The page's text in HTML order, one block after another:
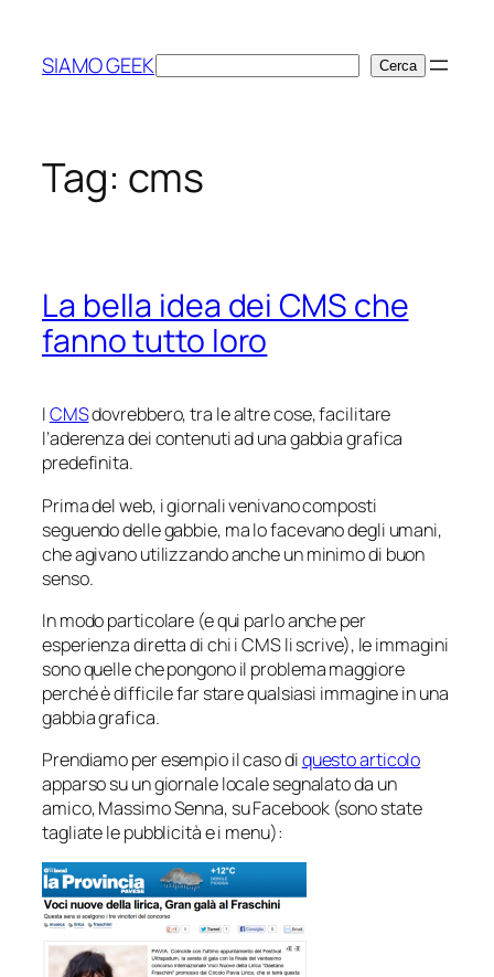
contenuto
SIAMO GEEKCerca Cerca
Tag: cms
La bella idea dei CMS che
fanno tutto loro
ICMSdovrebbero, tra le altre cose, facilitare
l’aderenza dei contenuti ad una gabbia grafica
predefinita.
Prima del web, i giornali venivano composti
seguendo delle gabbie, ma lo facevano degli umani,
che agivano utilizzando anche un minimo di buon
senso.
In modo particolare (e qui parlo anche per
esperienza diretta di chi i CMS li scrive), le immagini
sono quelle che pongono il problema maggiore
perché è difficile far stare qualsiasi immagine in una
gabbia grafica.
Prendiamo per esempio il caso diquesto articolo
apparso su un giornale locale segnalato da un
amico, Massimo Senna, su Facebook (sono state
tagliate le pubblicità e i menu):